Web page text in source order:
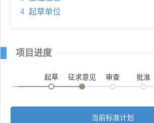
4 起草单位
项目进度
起草 征求意见 审查 批准
当前标准计划